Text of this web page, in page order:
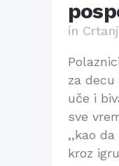
in
za
uče i
sve
,,kao da
kroz